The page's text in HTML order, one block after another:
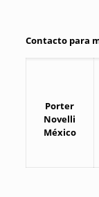
Contacto para
Porter
Novelli
México